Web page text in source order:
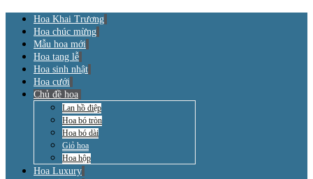
Hoa Khai Trương
Hoa chúc mừng
Mẫu hoa mới
Hoa tang lễ
Hoa sinh nhật
Hoa cưới
Chủ đề hoa
Lan hồ điệp
Hoa bó tròn
Hoa bó dài
Giỏ hoa
Hoa hộp
Hoa Luxury